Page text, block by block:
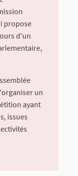
propose
d'un
un
ayant
issues